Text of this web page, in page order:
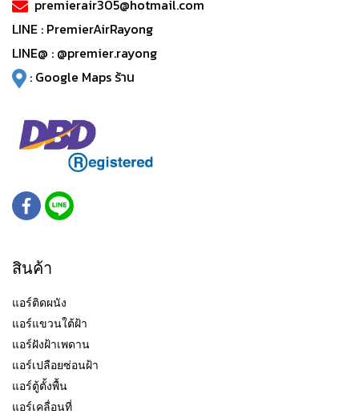
premierair305@hotmail.com
LINE : PremierAirRayong
LINE@ : @premier.rayong
: Google Maps ร้าน
สินค้า
แอร์ติดผนัง
แอร์แขวนใต้ฝ้า
แอร์ฝังฝ้าเพดาน
แอร์เปลือยซ่อนฝ้า
แอร์ตู้ตั้งพื้น
แอร์เคลื่อนที่